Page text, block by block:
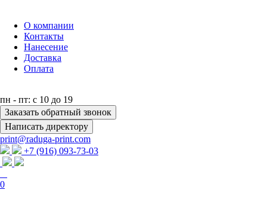
О компании
Контакты
Нанесение
Доставка
Оплата
пн - пт: с 10 до 19
Заказать обратный звонок
Написать директору
print@raduga-print.com
+7 (916) 093-73-03
0